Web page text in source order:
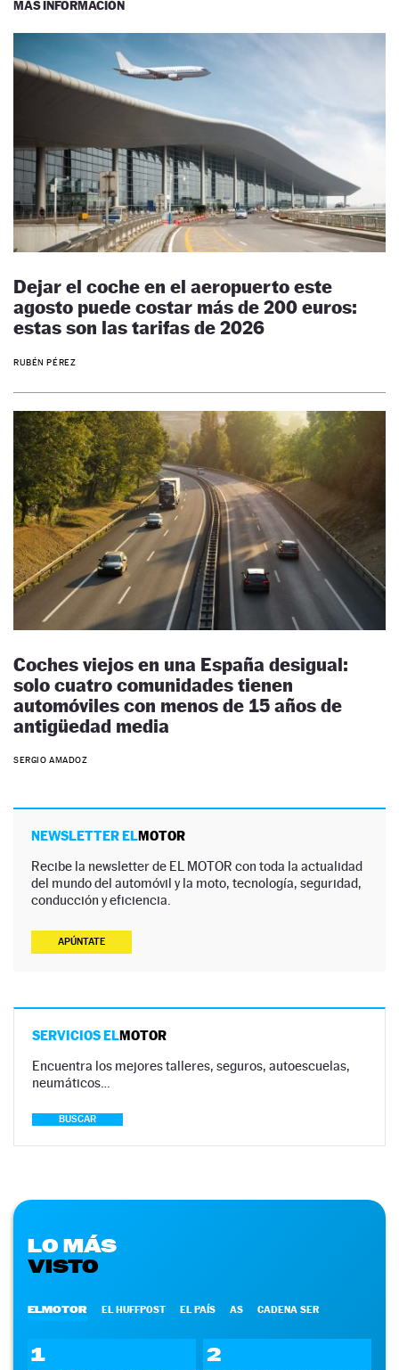
MÁS INFORMACIÓN
Dejar el coche en el aeropuerto este
agosto puede costar más de 200 euros:
estas son las tarifas de 2026
RUBÉN PÉREZ
Coches viejos en una España desigual:
solo cuatro comunidades tienen
automóviles con menos de 15 años de
antigüedad media
SERGIO AMADOZ
NEWSLETTER ELMOTOR
Recibe la newsletter de EL MOTOR con toda la actualidad
del mundo del automóvil y la moto, tecnología, seguridad,
conducción y eficiencia.
APÚNTATE
SERVICIOS ELMOTOR
Encuentra los mejores talleres, seguros, autoescuelas,
neumáticos…
BUSCAR
LO MÁS
VISTO
ELMOTOR EL HUFFPOST EL PAÍS AS CADENA SER
1 2